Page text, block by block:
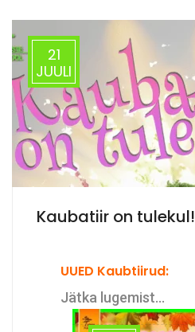
21
JUULI
Kaubatiir on tulekul!
UUED Kaubtiirud:
Jätka lugemist...